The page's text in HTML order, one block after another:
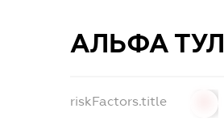
АЛЬФА ТУЛ
riskFactors.title